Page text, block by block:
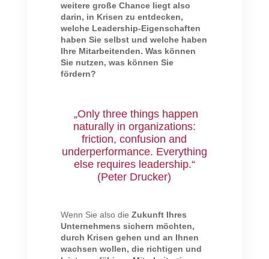
weitere große Chance liegt also
darin, in Krisen zu entdecken,
welche Leadership-Eigenschaften
haben Sie selbst und welche haben
Ihre Mitarbeitenden. Was können
Sie nutzen, was können Sie
fördern?
„Only three things happen
naturally in organizations:
friction, confusion and
underperformance. Everything
else requires leadership.“
(Peter Drucker)
Wenn Sie also die Zukunft Ihres
Unternehmens sichern möchten,
durch Krisen gehen und an Ihnen
wachsen wollen, die richtigen und